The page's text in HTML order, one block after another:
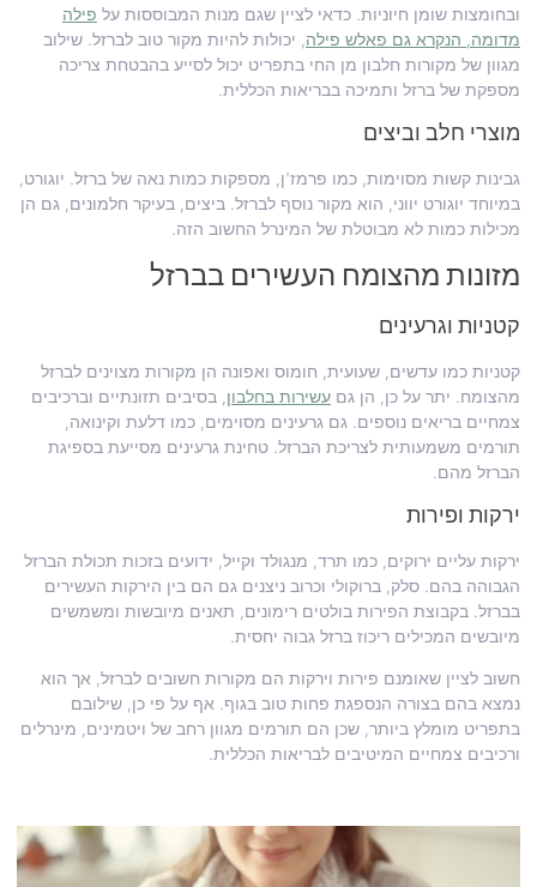
ובחומצות שומן חיוניות. כדאי לציין שגם מנות המבוססות על פילה
מדומה, הנקרא גם פאלש פילה , יכולות להיות מקור טוב לברזל. שילוב
מגוון של מקורות חלבון מן החי בתפריט יכול לסייע בהבטחת צריכה
מספקת של ברזל ותמיכה בבריאות הכללית.
מוצרי חלב וביצים
גבינות קשות מסוימות, כמו פרמז'ן, מספקות כמות נאה של ברזל. יוגורט,
במיוחד יוגורט יווני, הוא מקור נוסף לברזל. ביצים, בעיקר חלמונים, גם הן
מכילות כמות לא מבוטלת של המינרל החשוב הזה.
מזונות מהצומח העשירים בברזל
קטניות וגרעינים
קטניות כמו עדשים, שעועית, חומוס ואפונה הן מקורות מצוינים לברזל
מהצומח. יתר על כן, הן גם עשירות בחלבון , בסיבים תזונתיים וברכיבים
צמחיים בריאים נוספים. גם גרעינים מסוימים, כמו דלעת וקינואה,
תורמים משמעותית לצריכת הברזל. טחינת גרעינים מסייעת בספיגת
הברזל מהם.
ירקות ופירות
ירקות עליים ירוקים, כמו תרד, מנגולד וקייל, ידועים בזכות תכולת הברזל
הגבוהה בהם. סלק, ברוקולי וכרוב ניצנים גם הם בין הירקות העשירים
בברזל. בקבוצת הפירות בולטים רימונים, תאנים מיובשות ומשמשים
מיובשים המכילים ריכוז ברזל גבוה יחסית.
חשוב לציין שאומנם פירות וירקות הם מקורות חשובים לברזל, אך הוא
נמצא בהם בצורה הנספגת פחות טוב בגוף. אף על פי כן, שילובם
בתפריט מומלץ ביותר, שכן הם תורמים מגוון רחב של ויטמינים, מינרלים
ורכיבים צמחיים המיטיבים לבריאות הכללית.